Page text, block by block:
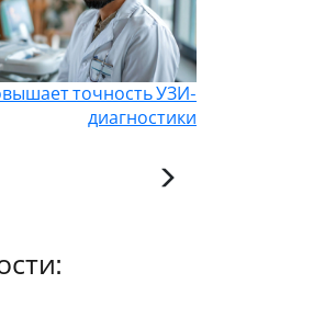
точность УЗИ-
диагностики